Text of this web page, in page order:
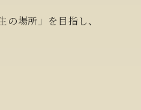
場所」を目指し、